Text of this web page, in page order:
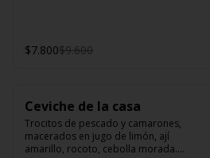
$7.800$9.600
Ceviche de la casa
Trocitos de pescado y camarones,
macerados en jugo de limón, ají
amarillo, rocoto, cebolla morada.